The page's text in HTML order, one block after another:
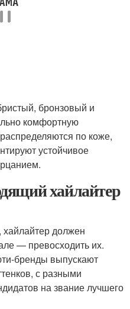
бронзовый и
комфортную
по коже,
устойчивое
хайлайтер
хайлайтер должен
— превосходить их.
бренды выпускают
с разными
на звание лучшего